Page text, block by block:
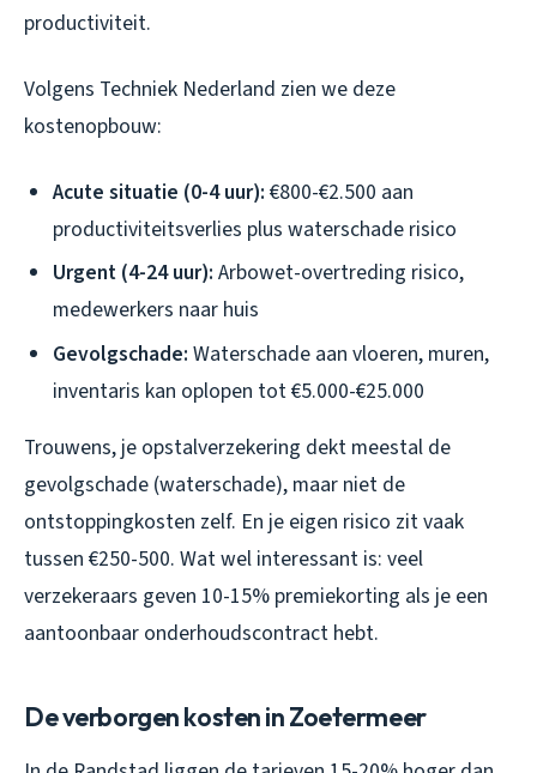
productiviteit.
Volgens Techniek Nederland zien we deze
kostenopbouw:
Acute situatie (0-4 uur): €800-€2.500 aan
productiviteitsverlies plus waterschade risico
Urgent (4-24 uur): Arbowet-overtreding risico,
medewerkers naar huis
Gevolgschade: Waterschade aan vloeren, muren,
inventaris kan oplopen tot €5.000-€25.000
Trouwens, je opstalverzekering dekt meestal de
gevolgschade (waterschade), maar niet de
ontstoppingkosten zelf. En je eigen risico zit vaak
tussen €250-500. Wat wel interessant is: veel
verzekeraars geven 10-15% premiekorting als je een
aantoonbaar onderhoudscontract hebt.
De verborgen kosten in Zoetermeer